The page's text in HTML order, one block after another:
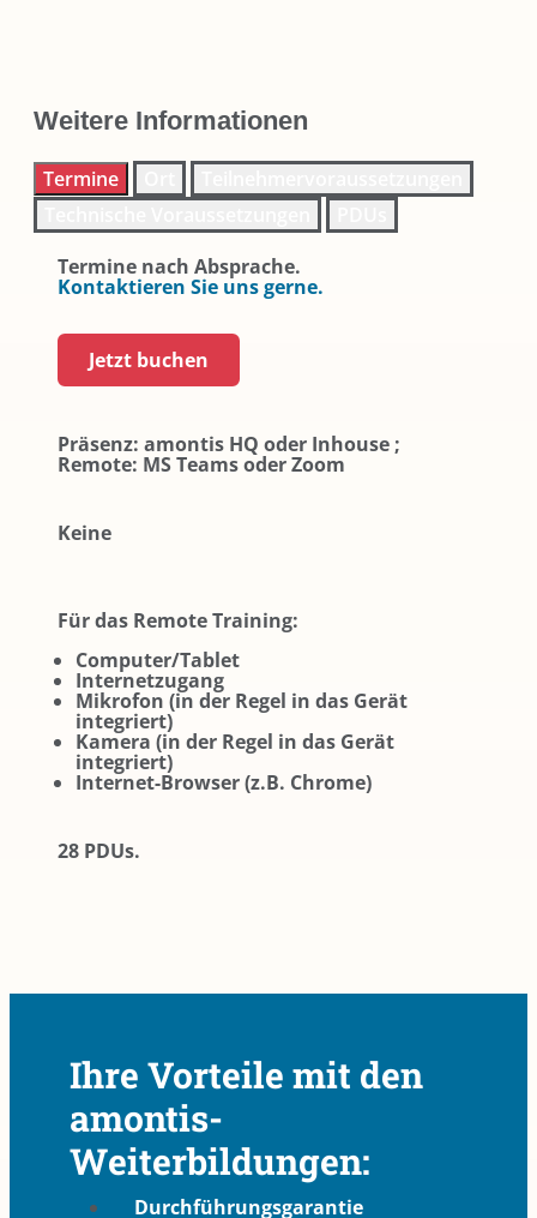
Weitere Informationen
Termine
Termine nach Absprache.
Kontaktieren Sie uns gerne.
Jetzt buchen
Präsenz: amontis HQ oder Inhouse ;
Remote: MS Teams oder Zoom
Keine
Für das Remote Training:
Computer/Tablet
Internetzugang
Mikrofon (in der Regel in das Gerät
integriert)
Kamera (in der Regel in das Gerät
integriert)
Internet-Browser (z.B. Chrome)
28 PDUs.
Ihre Vorteile mit den
amontis-
Weiterbildungen:
Durchführungsgarantie